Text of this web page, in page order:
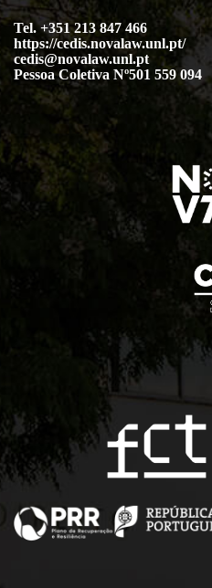
Tel. +351 213 847 466
https://cedis.novalaw.unl.pt/
cedis@novalaw.unl.pt
Pessoa Coletiva Nº501 559 094